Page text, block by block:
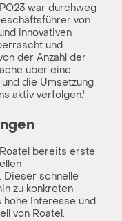
war durchweg
von
innovativen
und
der Anzahl der
über eine
die Umsetzung
aktiv verfolgen."
bereits erste
Dieser schnelle
zu konkreten
Interesse und
von Roatel.